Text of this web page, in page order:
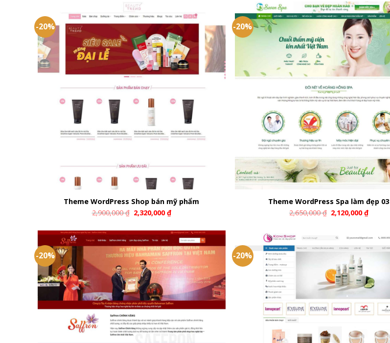
-20%
Theme WordPress Shop bán mỹ phẩm
2,900,000₫ 2,320,000₫
-20%
Theme WordPress Spa làm đẹp 03
2,650,000₫ 2,120,000₫
-20% -20%